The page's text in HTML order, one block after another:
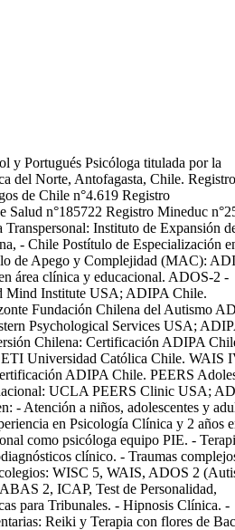
y Portugués Psicóloga titulada por la
del Norte, Antofagasta, Chile. Registro
de Chile n°4.619 Registro
Salud n°185722 Registro Mineduc
Transpersonal: Instituto de Expansión
- Chile Postítulo de Especialización
de Apego y Complejidad (MAC):
área clínica y educacional. ADOS-2 -
Mind Institute USA; ADIPA Chile.
Fundación Chilena del Autismo
Psychological Services USA;
Chilena: Certificación ADIPA
Universidad Católica Chile. WAIS
ADIPA Chile. PEERS
UCLA PEERS Clinic USA;
- Atención a niños, adolescentes y
en Psicología Clínica y 2 años
como psicóloga equipo PIE. -
clínico. - Traumas
WISC 5, WAIS, ADOS 2
2, ICAP, Test de Personalidad,
para Tribunales. - Hipnosis Clínica. -
Reiki y Terapia con flores de